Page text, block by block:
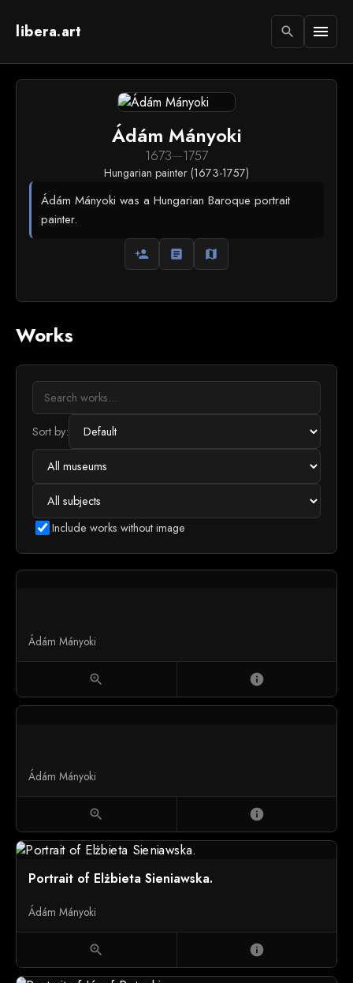
libera.art search menu
Ádám Mányoki
1673—1757
Hungarian painter (1673-1757)
Ádám Mányoki was a Hungarian Baroque portrait
painter.
person_add article map
Works
Sort by:
Include works without image
Ádám Mányoki
zoom_in info
Ádám Mányoki
zoom_in info
Portrait of Elżbieta Sieniawska.
Ádám Mányoki
zoom_in info